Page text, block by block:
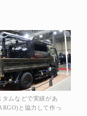
ムなどで実績があ
と協力して作っ